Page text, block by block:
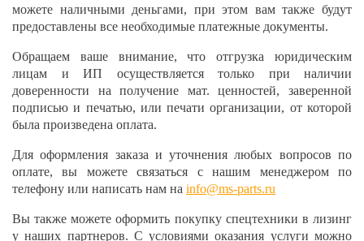
можете наличными деньгами, при этом вам также будут
предоставлены все необходимые платежные документы.
Обращаем ваше внимание, что отгрузка юридическим
лицам и ИП осуществляется только при наличии
доверенности на получение мат. ценностей, заверенной
подписью и печатью, или печати организации, от которой
была произведена оплата.
Для оформления заказа и уточнения любых вопросов по
оплате, вы можете связаться с нашим менеджером по
телефону или написать нам на info@ms-parts.ru
Вы также можете оформить покупку спецтехники в лизинг
у наших партнеров. С условиями оказания услуги можно